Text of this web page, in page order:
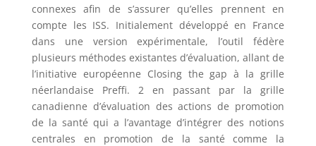
connexes afin de s’assurer qu’elles prennent en
compte les ISS. Initialement développé en France
dans une version expérimentale, l’outil fédère
plusieurs méthodes existantes d’évaluation, allant de
l’initiative européenne Closing the gap à la grille
néerlandaise Preffi. 2 en passant par la grille
canadienne d’évaluation des actions de promotion
de la santé qui a l’avantage d’intégrer des notions
centrales en promotion de la santé comme la